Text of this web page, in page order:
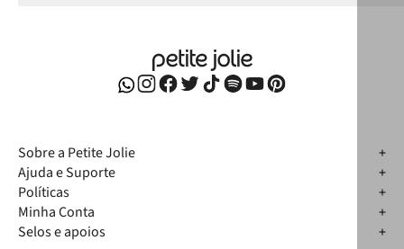
Sobre a Petite Jolie
Ajuda e Suporte
Políticas
Minha Conta
Selos e apoios